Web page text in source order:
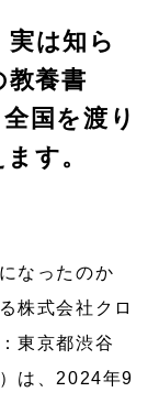
実は知ら
養書
国を渡り
す。
なったのか
株式会社クロ
東京都渋谷
は、2024年9